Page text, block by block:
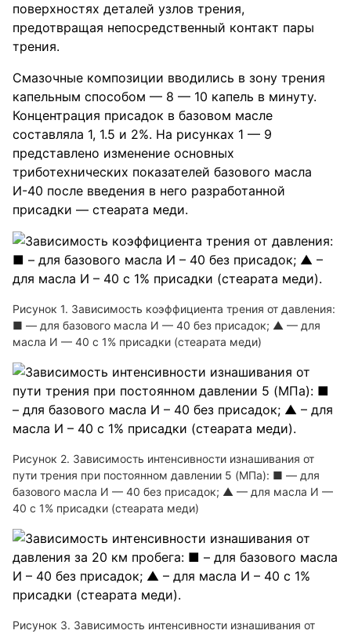
поверхностях деталей узлов трения,
предотвращая непосредственный контакт пары
трения.
Смазочные композиции вводились в зону трения
капельным способом — 8 — 10 капель в минуту.
Концентрация присадок в базовом масле
составляла 1, 1.5 и 2%. На рисунках 1 — 9
представлено изменение основных
триботехнических показателей базового масла
И-40 после введения в него разработанной
присадки — стеарата меди.
Рисунок 1. Зависимость коэффициента трения от давления:
■ — для базового масла И — 40 без присадок; ▲ — для
масла И — 40 с 1% присадки (стеарата меди)
Рисунок 2. Зависимость интенсивности изнашивания от
пути трения при постоянном давлении 5 (МПа): ■ — для
базового масла И — 40 без присадок; ▲ — для масла И —
40 с 1% присадки (стеарата меди)
Рисунок 3. Зависимость интенсивности изнашивания от